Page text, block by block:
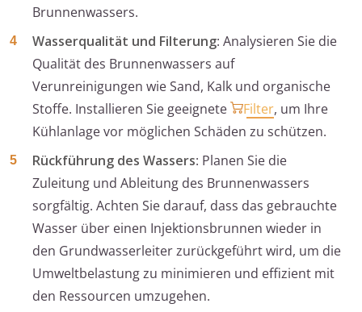
Brunnenwassers.
Wasserqualität und Filterung: Analysieren Sie die
Qualität des Brunnenwassers auf
Verunreinigungen wie Sand, Kalk und organische
Stoffe. Installieren Sie geeignete
Filter, um Ihre
Kühlanlage vor möglichen Schäden zu schützen.
Rückführung des Wassers: Planen Sie die
Zuleitung und Ableitung des Brunnenwassers
sorgfältig. Achten Sie darauf, dass das gebrauchte
Wasser über einen Injektionsbrunnen wieder in
den Grundwasserleiter zurückgeführt wird, um die
Umweltbelastung zu minimieren und effizient mit
den Ressourcen umzugehen.